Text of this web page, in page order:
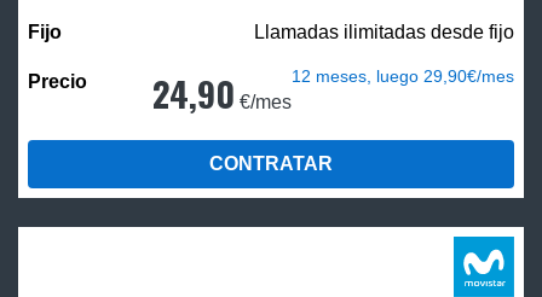
Llamadas ilimitadas desde fijo
24,90 €/mes
12 meses, luego 29,90€/mes
CONTRATAR